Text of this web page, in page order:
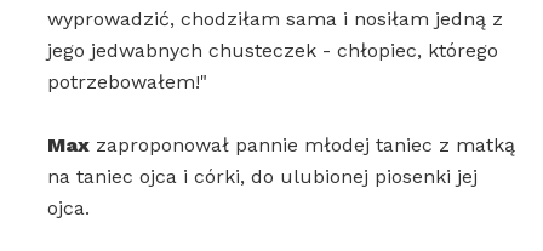
wyprowadzić, chodziłam sama i nosiłam jedną z
jego jedwabnych chusteczek - chłopiec, którego
potrzebowałem!"
Max zaproponował pannie młodej taniec z matką
na taniec ojca i córki, do ulubionej piosenki jej
ojca.